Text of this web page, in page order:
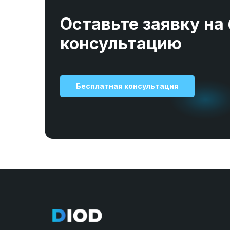
Оставьте заявку
консультацию
Бесплатная консультация